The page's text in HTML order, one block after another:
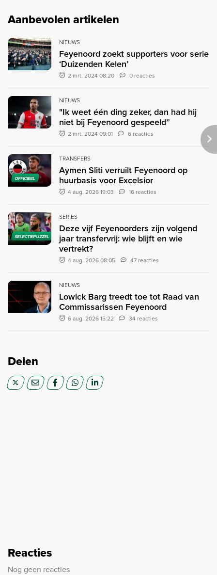
Aanbevolen artikelen
NIEUWS
Feyenoord zoekt supporters voor serie
‘Duizenden Kelen’
2 mrt. 2024 08:20 0 reacties
NIEUWS
"Ik weet één ding zeker, dan had hij
niet bij Feyenoord gespeeld”
2 mrt. 2024 09:01 6 reacties
OFFICIEEL
TRANSFERS
Aymen Sliti verruilt Feyenoord op
huurbasis voor Excelsior
4 aug. 2026 19:03 16 reacties
SELECTIEPUZZEL
SERIES
Deze vijf Feyenoorders zijn volgend
jaar transfervrij: wie blijft en wie
vertrekt?
4 aug. 2026 08:05 47 reacties
NIEUWS
Lowick Barg treedt toe tot Raad van
Commissarissen Feyenoord
6 aug. 2026 15:22 34 reacties
Delen
Reacties
Nog geen reacties